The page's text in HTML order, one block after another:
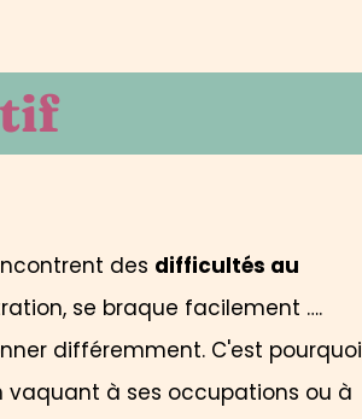
des difficultés au
se braque facilement ….
différemment. C'est pourquoi
vaquant à ses occupations ou à